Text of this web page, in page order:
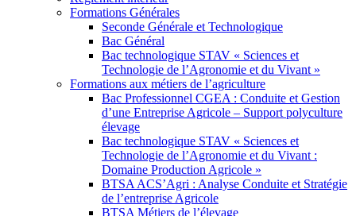
Formations Générales
Seconde Générale et Technologique
Bac Général
Bac technologique STAV « Sciences et
Technologie de l’Agronomie et du Vivant »
Formations aux métiers de l’agriculture
Bac Professionnel CGEA : Conduite et Gestion
d’une Entreprise Agricole – Support polyculture
élevage
Bac technologique STAV « Sciences et
Technologie de l’Agronomie et du Vivant :
Domaine Production Agricole »
BTSA ACS’Agri : Analyse Conduite et Stratégie
de l’entreprise Agricole
BTSA Métiers de l’élevage